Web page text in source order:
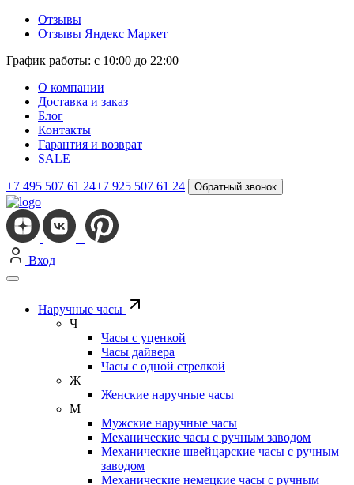
Отзывы
Отзывы Яндекс Маркет
График работы: с 10:00 до 22:00
О компании
Доставка и заказ
Блог
Контакты
Гарантия и возврат
SALE
+7 495 507 61 24+7 925 507 61 24 Обратный звонок
Вход
Наручные часы
Ч
Часы с уценкой
Часы дайвера
Часы с одной стрелкой
Ж
Женские наручные часы
М
Мужские наручные часы
Механические часы с ручным заводом
Механические швейцарские часы с ручным
заводом
Механические немецкие часы с ручным